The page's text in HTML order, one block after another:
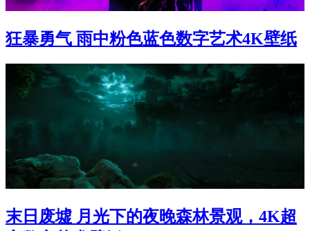
狂暴勇气 雨中粉色蓝色数字艺术4K壁纸
末日废墟 月光下的夜晚森林景观，4K超